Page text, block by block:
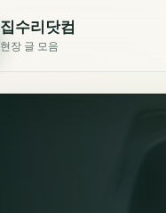
집수리닷컴
현장 글 모음